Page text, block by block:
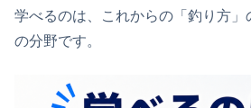
学べるのは、これからの「釣り方」
の分野です。